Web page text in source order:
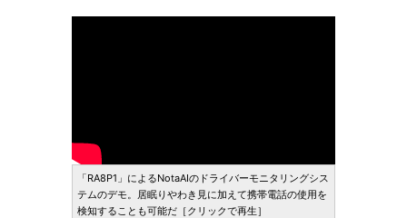
「RA8P1」によるNotaAIのドライバーモニタリングシス
テムのデモ。居眠りやわき見に加えて携帯電話の使用を
検知することも可能だ［クリックで再生］